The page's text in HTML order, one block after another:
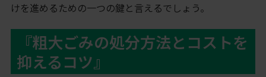
けを進めるための一つの鍵と言えるでしょう。
『粗大ごみの処分方法とコストを
抑えるコツ』